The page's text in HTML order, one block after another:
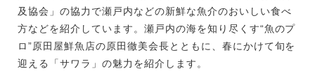
及協会」の協力で瀬戸内などの新鮮な魚介のおいしい食べ
方などを紹介しています。瀬戸内の海を知り尽くす“魚のプ
ロ”原田屋鮮魚店の原田徹美会長とともに、春にかけて旬を
迎える「サワラ」の魅力を紹介します。